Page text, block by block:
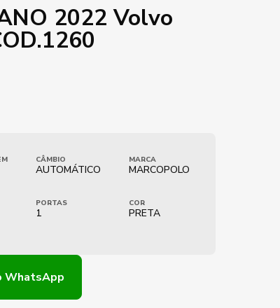
2022 Volvo
CÂMBIO
AUTOMÁTICO
MARCA
MARCOPOLO
PORTAS
1
COR
PRETA
WhatsApp